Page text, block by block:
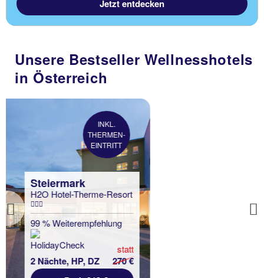
Jetzt entdecken
Unsere Bestseller Wellnesshotels
in Österreich
Previous
Oberösterreich
EurothermenResort Das
Paradiso
93 % Weiterempfehlung
2 Nächte, HP, DZ